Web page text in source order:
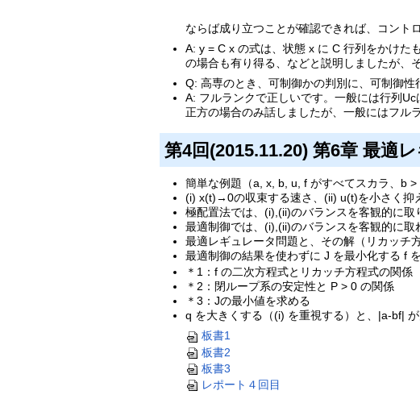
ならば成り立つことが確認できれば、コント
A: y = C x の式は、状態 x に C 行列をかけた
の場合も有り得る、などと説明しましたが、
Q: 高専のとき、可制御かの判別に、可制御
A: フルランクで正しいです。一般には行列
正方の場合のみ話しましたが、一般にはフル
第4回(2015.11.20) 第6章 最適
簡単な例題（a, x, b, u, f がすべてスカラ、b
(i) x(t)→0の収束する速さ、(ii) u(t)を小さく抑
極配置法では、(i),(ii)のバランスを客観的に取
最適制御では、(i),(ii)のバランスを客観的に取
最適レギュレータ問題と、その解（リカッチ
最適制御の結果を使わずに J を最小化する f
＊1：f の二次方程式とリカッチ方程式の関係
＊2：閉ループ系の安定性と P > 0 の関係
＊3：Jの最小値を求める
q を大きくする（(i) を重視する）と、|a-bf|
板書1
板書2
板書3
レポート４回目